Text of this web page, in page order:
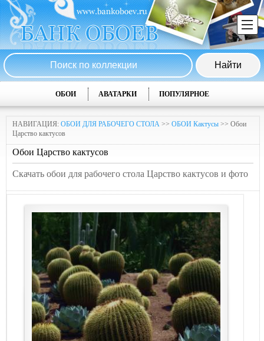
ОБОИ АВАТАРКИ ПОПУЛЯРНОЕ
НАВИГАЦИЯ: ОБОИ ДЛЯ РАБОЧЕГО СТОЛА >> ОБОИ Кактусы >> Обои
Царство кактусов
Обои Царство кактусов
Скачать обои для рабочего стола Царство кактусов и фото